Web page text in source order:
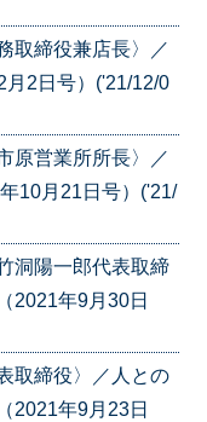
締役兼店長〉／
2日号）('21/12/0
営業所所長〉／
10月21日号）('21/
洞陽一郎代表取締
2021年9月30日
取締役〉／人との
2021年9月23日